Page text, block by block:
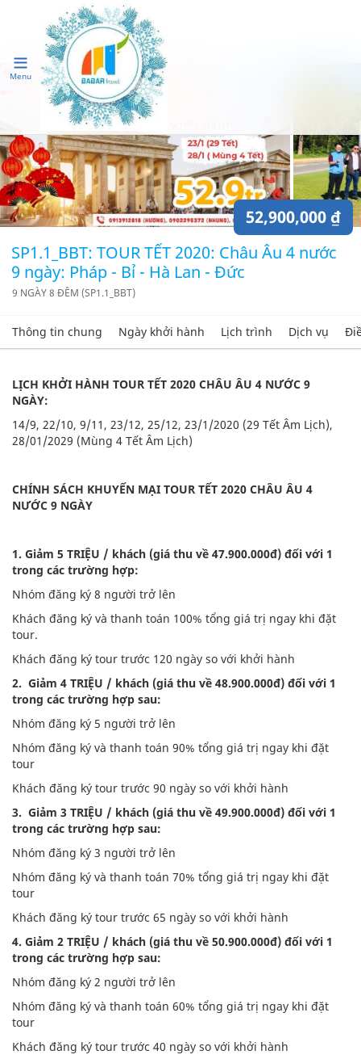
Menu
52,900,000 ₫
SP1.1_BBT: TOUR TẾT 2020: Châu Âu 4 nước
9 ngày: Pháp - Bỉ - Hà Lan - Đức
9 NGÀY 8 ĐÊM (SP1.1_BBT)
Thông tin chung Ngày khởi hành Lịch trình Dịch vụ
LỊCH KHỞI HÀNH TOUR TẾT 2020 CHÂU ÂU 4 NƯỚC 9
NGÀY:
14/9, 22/10, 9/11, 23/12, 25/12, 23/1/2020 (29 Tết Âm Lịch),
28/01/2029 (Mùng 4 Tết Âm Lịch)
CHÍNH SÁCH KHUYẾN MẠI TOUR TẾT 2020 CHÂU ÂU 4
NƯỚC 9 NGÀY
1. Giảm 5 TRIỆU / khách (giá thu về 47.900.000đ) đối với 1
trong các trường hợp:
Nhóm đăng ký 8 người trở lên
Khách đăng ký và thanh toán 100% tổng giá trị ngay khi đặt
tour.
Khách đăng ký tour trước 120 ngày so với khởi hành
2. Giảm 4 TRIỆU / khách (giá thu về 48.900.000đ) đối với 1
trong các trường hợp sau:
Nhóm đăng ký 5 người trở lên
Nhóm đăng ký và thanh toán 90% tổng giá trị ngay khi đặt
tour
Khách đăng ký tour trước 90 ngày so với khởi hành
3. Giảm 3 TRIỆU / khách (giá thu về 49.900.000đ) đối với 1
trong các trường hợp sau:
Nhóm đăng ký 3 người trở lên
Nhóm đăng ký và thanh toán 70% tổng giá trị ngay khi đặt
tour
Khách đăng ký tour trước 65 ngày so với khởi hành
4. Giảm 2 TRIỆU / khách (giá thu về 50.900.000đ) đối với 1
trong các trường hợp sau:
Nhóm đăng ký 2 người trở lên
Nhóm đăng ký và thanh toán 60% tổng giá trị ngay khi đặt
tour
Khách đăng ký tour trước 40 ngày so với khởi hành